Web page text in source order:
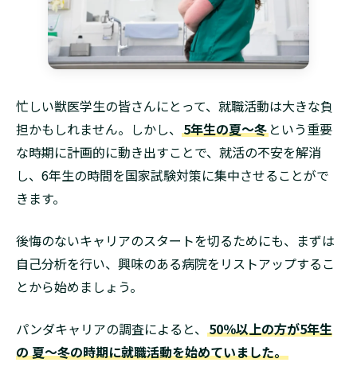
忙しい獣医学生の皆さんにとって、就職活動は大きな負
担かもしれません。しかし、 5年生の夏～冬 という重要
な時期に計画的に動き出すことで、就活の不安を解消
し、6年生の時間を国家試験対策に集中させることがで
きます。
後悔のないキャリアのスタートを切るためにも、まずは
自己分析を行い、興味のある病院をリストアップするこ
とから始めましょう。
パンダキャリアの調査によると、 50％以上の方が5年生
の 夏〜冬の時期に就職活動を始めていました。